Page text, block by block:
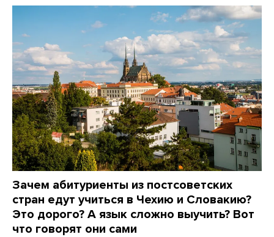
Зачем абитуриенты из постсоветских
стран едут учиться в Чехию и Словакию?
Это дорого? А язык сложно выучить? Вот
что говорят они сами